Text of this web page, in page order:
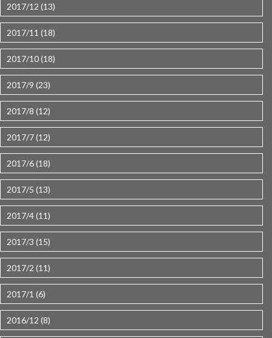
2017/12 (13)
2017/11 (18)
2017/10 (18)
2017/9 (23)
2017/8 (12)
2017/7 (12)
2017/6 (18)
2017/5 (13)
2017/4 (11)
2017/3 (15)
2017/2 (11)
2017/1 (6)
2016/12 (8)